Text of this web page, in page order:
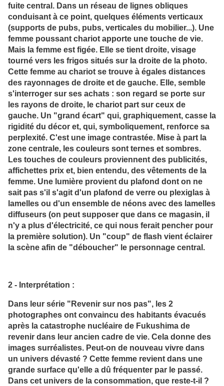
fuite central. Dans un réseau de lignes obliques
conduisant à ce point, quelques éléments verticaux
(supports de pubs, pubs, verticales du mobilier...). Une
femme poussant chariot apporte une touche de vie.
Mais la femme est figée. Elle se tient droite, visage
tourné vers les frigos situés sur la droite de la photo.
Cette femme au chariot se trouve à égales distances
des rayonnages de droite et de gauche. Elle, semble
s'interroger sur ses achats : son regard se porte sur
les rayons de droite, le chariot part sur ceux de
gauche. Un "grand écart" qui, graphiquement, casse la
rigidité du décor et, qui, symboliquement, renforce sa
perplexité. C'est une image contrastée. Mise à part la
zone centrale, les couleurs sont ternes et sombres.
Les touches de couleurs proviennent des publicités,
affichettes prix et, bien entendu, des vêtements de la
femme. Une lumière provient du plafond dont on ne
sait pas s'il s'agit d'un plafond de verre ou plexiglas à
lamelles ou d'un ensemble de néons avec des lamelles
diffuseurs (on peut supposer que dans ce magasin, il
n'y a plus d'électricité, ce qui nous ferait pencher pour
la première solution). Un "coup" de flash vient éclairer
la scène afin de "déboucher" le personnage central.
2 - Interprétation :
Dans leur série "Revenir sur nos pas", les 2
photographes ont convaincu des habitants évacués
après la catastrophe nucléaire de Fukushima de
revenir dans leur ancien cadre de vie. Cela donne des
images surréalistes. Peut-on de nouveau vivre dans
un univers dévasté ? Cette femme revient dans une
grande surface qu'elle a dû fréquenter par le passé.
Dans cet univers de la consommation, que reste-t-il ?